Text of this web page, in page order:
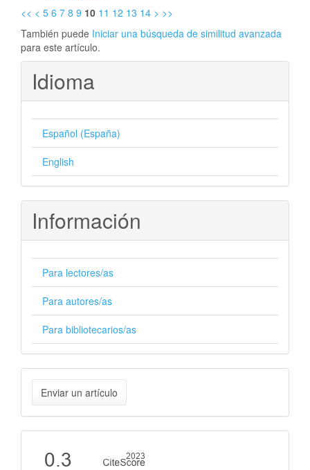
<< < 5 6 7 8 9 10 11 12 13 14 > >>
También puede Iniciar una búsqueda de similitud avanzada
para este artículo.
Idioma
Español (España)
English
Información
Para lectores/as
Para autores/as
Para bibliotecarios/as
Enviar
un
artículo
Enviar un artículo
Cite